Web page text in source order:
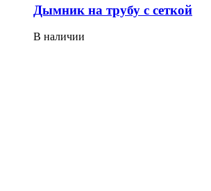
Дымник на трубу с сеткой
В наличии